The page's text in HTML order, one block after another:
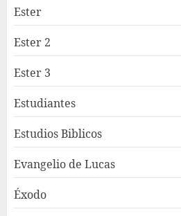
Ester
Ester 2
Ester 3
Estudiantes
Estudios Biblicos
Evangelio de Lucas
Éxodo